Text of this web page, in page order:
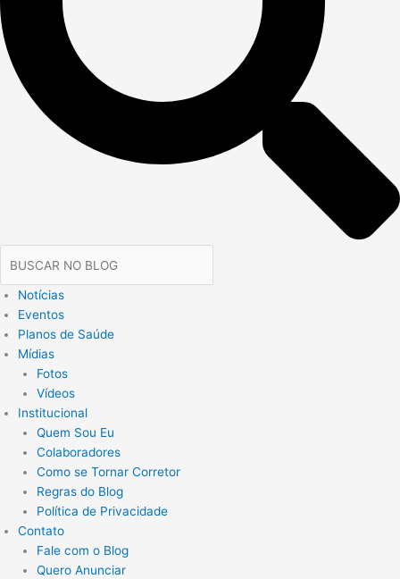
Notícias
Eventos
Planos de Saúde
Mídias
Fotos
Vídeos
Institucional
Quem Sou Eu
Colaboradores
Como se Tornar Corretor
Regras do Blog
Política de Privacidade
Contato
Fale com o Blog
Quero Anunciar